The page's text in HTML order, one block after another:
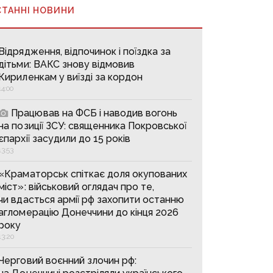
НОВИНИ
відпочинок і поїздка за
ВАКС знову відмовив
у виїзді за кордон
Працював на ФСБ і наводив вогонь
позиції ЗСУ: священника Покровської
засудили до 15 років
спіткає доля окупованих
військовий оглядач про те,
вдасться армії рф захопити останню
Донеччини до кінця 2026
воєнний злочин рф: